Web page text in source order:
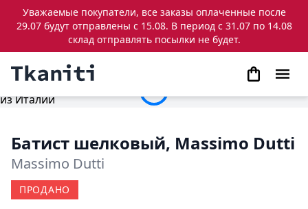
Уважаемые покупатели, все заказы оплаченные после
29.07 будут отправлены с 15.08. В период с 31.07 по 14.08
склад отправлять посылки не будет.
Батист шелковый, Massimo Dutti
Massimo Dutti
ПРОДАНО